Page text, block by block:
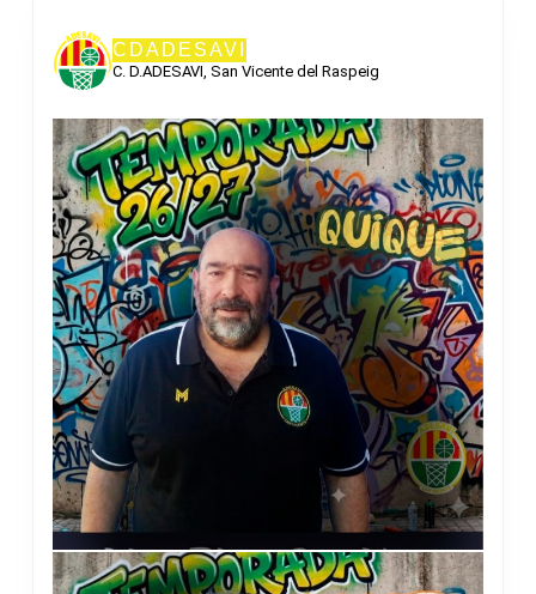
CDADESAVI
C. D.ADESAVI, San Vicente del Raspeig